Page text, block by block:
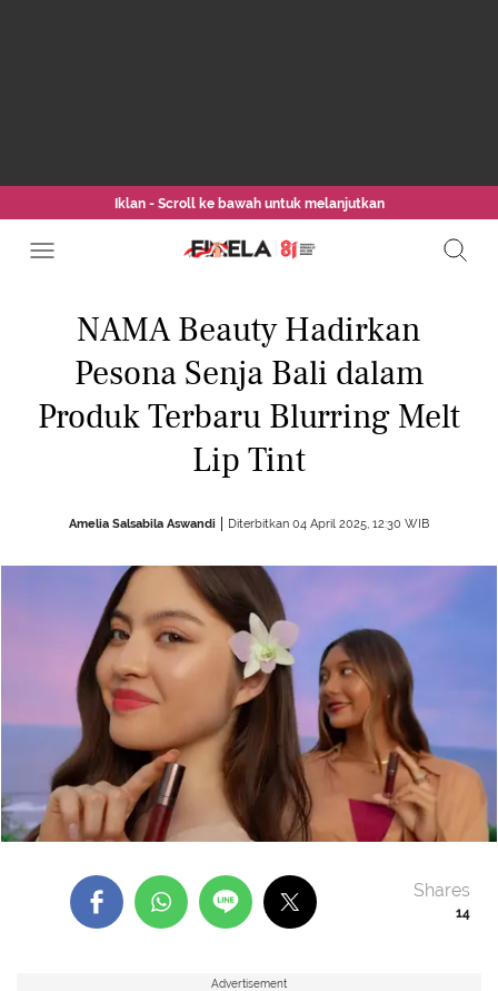
Iklan - Scroll ke bawah untuk melanjutkan
NAMA Beauty Hadirkan
Pesona Senja Bali dalam
Produk Terbaru Blurring Melt
Lip Tint
Amelia Salsabila Aswandi Diterbitkan 04 April 2025, 12:30 WIB
14
Shares
Advertisement